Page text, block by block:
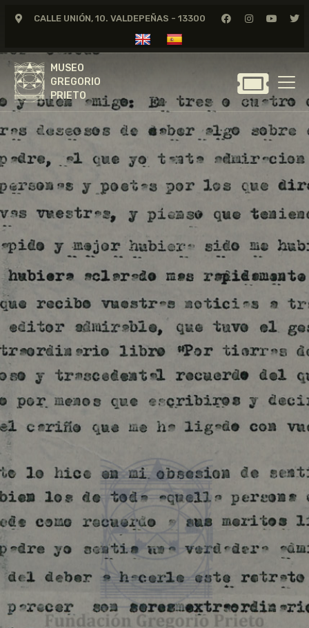
CALLE UNIÓN, 10. VALDEPEÑAS - 13300
MUSEO
GREGORIO
PRIETO
MUSEO
GREGORIO
GREGORIO PRIETO
MUSEO
ARCHIVO
CERTAMEN DE DIBUJO
TIENDA
NOTICIAS